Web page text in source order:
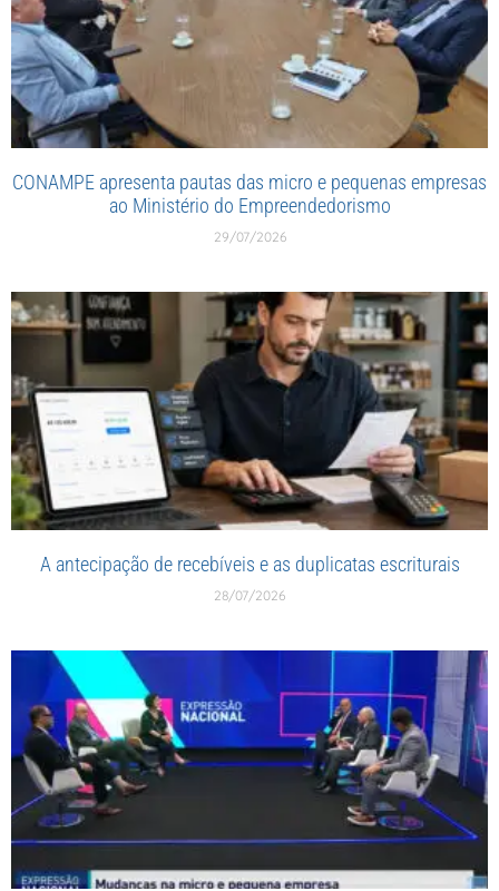
CONAMPE apresenta pautas das micro e pequenas empresas
ao Ministério do Empreendedorismo
29/07/2026
A antecipação de recebíveis e as duplicatas escriturais
28/07/2026